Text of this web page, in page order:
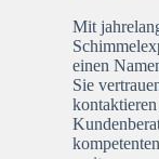
Mit
einen
Sie